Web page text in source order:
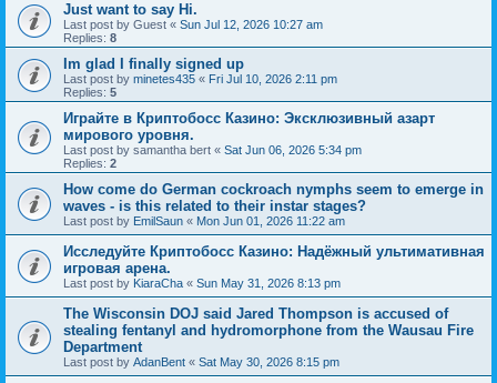
Just want to say Hi.
Last post by Guest « Sun Jul 12, 2026 10:27 am
Replies: 8
Im glad I finally signed up
Last post by minetes435 « Fri Jul 10, 2026 2:11 pm
Replies: 5
Играйте в Криптобосс Казино: Эксклюзивный азарт
мирового уровня.
Last post by samantha bert « Sat Jun 06, 2026 5:34 pm
Replies: 2
How come do German cockroach nymphs seem to emerge in
waves - is this related to their instar stages?
Last post by EmilSaun « Mon Jun 01, 2026 11:22 am
Исследуйте Криптобосс Казино: Надёжный ультимативная
игровая арена.
Last post by KiaraCha « Sun May 31, 2026 8:13 pm
The Wisconsin DOJ said Jared Thompson is accused of
stealing fentanyl and hydromorphone from the Wausau Fire
Department
Last post by AdanBent « Sat May 30, 2026 8:15 pm